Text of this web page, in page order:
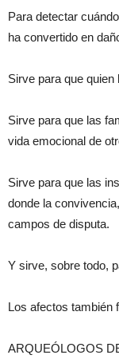
Para detectar
ha convertido en
Sirve para que
Sirve para que las
vida emocional de
Sirve para que las
donde la
campos de disputa.
Y sirve, sobre todo,
Los afectos también
ARQUEÓLOGOS